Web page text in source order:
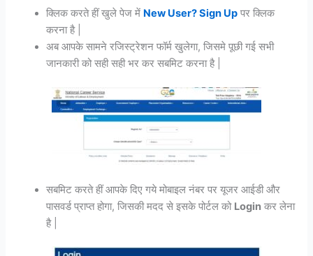
क्लिक करते हीं खुले पेज में New User? Sign Up पर क्लिक
करना है |
अब आपके सामने रजिस्ट्रेशन फॉर्म खुलेगा, जिसमे पूछी गई सभी
जानकारी को सही सही भर कर सबमिट करना है |
सबमिट करते हीं आपके दिए गये मोबाइल नंबर पर यूजर आईडी और
पासवर्ड प्राप्त होगा, जिसकी मदद से इसके पोर्टल को Login कर लेना
है |